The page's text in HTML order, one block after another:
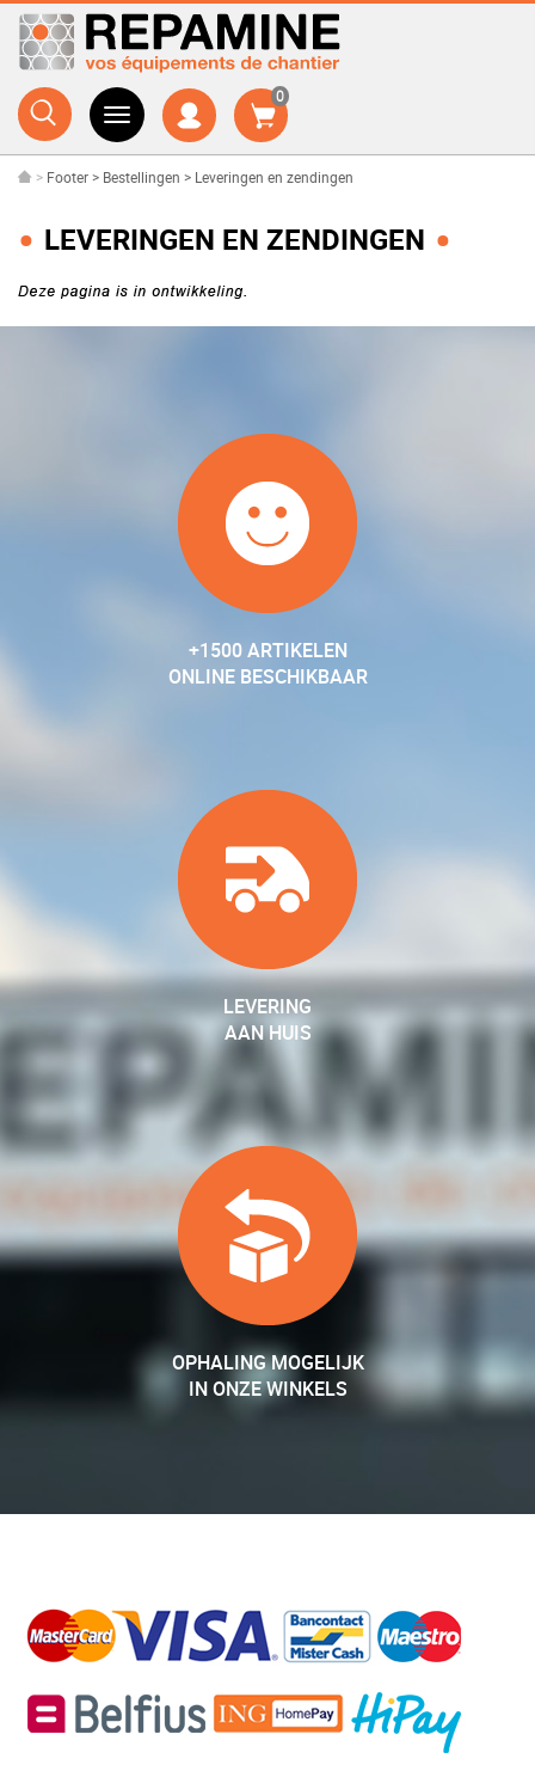
0
> Footer> Bestellingen > Leveringen en zendingen
LEVERINGEN EN ZENDINGEN
+1500 ARTIKELEN
ONLINE BESCHIKBAAR
LEVERING
AAN HUIS
OPHALING MOGELIJK
IN ONZE WINKELS